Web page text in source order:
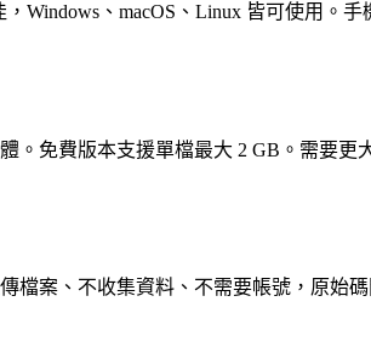
Windows、macOS、Linux 皆可使用。手
。免費版本支援單檔最大 2 GB。需要更
檔案、不收集資料、不需要帳號，原始碼